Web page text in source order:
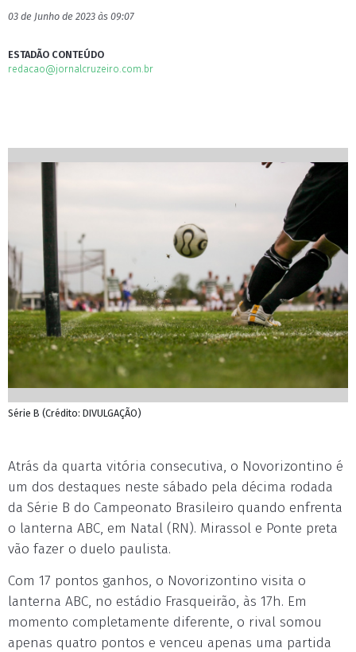
03 de Junho de 2023 às 09:07
ESTADÃO CONTEÚDO
redacao@jornalcruzeiro.com.br
Série B (Crédito: DIVULGAÇÃO)
Atrás da quarta vitória consecutiva, o Novorizontino é
um dos destaques neste sábado pela décima rodada
da Série B do Campeonato Brasileiro quando enfrenta
o lanterna ABC, em Natal (RN). Mirassol e Ponte preta
vão fazer o duelo paulista.
Com 17 pontos ganhos, o Novorizontino visita o
lanterna ABC, no estádio Frasqueirão, às 17h. Em
momento completamente diferente, o rival somou
apenas quatro pontos e venceu apenas uma partida